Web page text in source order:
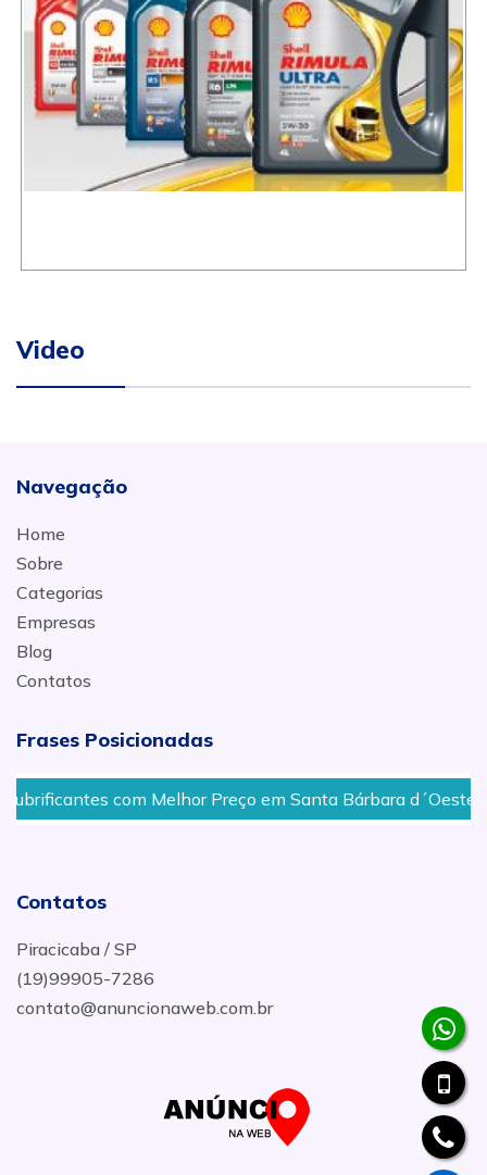
Video
Navegação
Home
Sobre
Categorias
Empresas
Blog
Contatos
Frases Posicionadas
Preço em Santa Bárbara d´Oeste Fornecedor
Contatos
Piracicaba / SP
(19)99905-7286
contato@anuncionaweb.com.br